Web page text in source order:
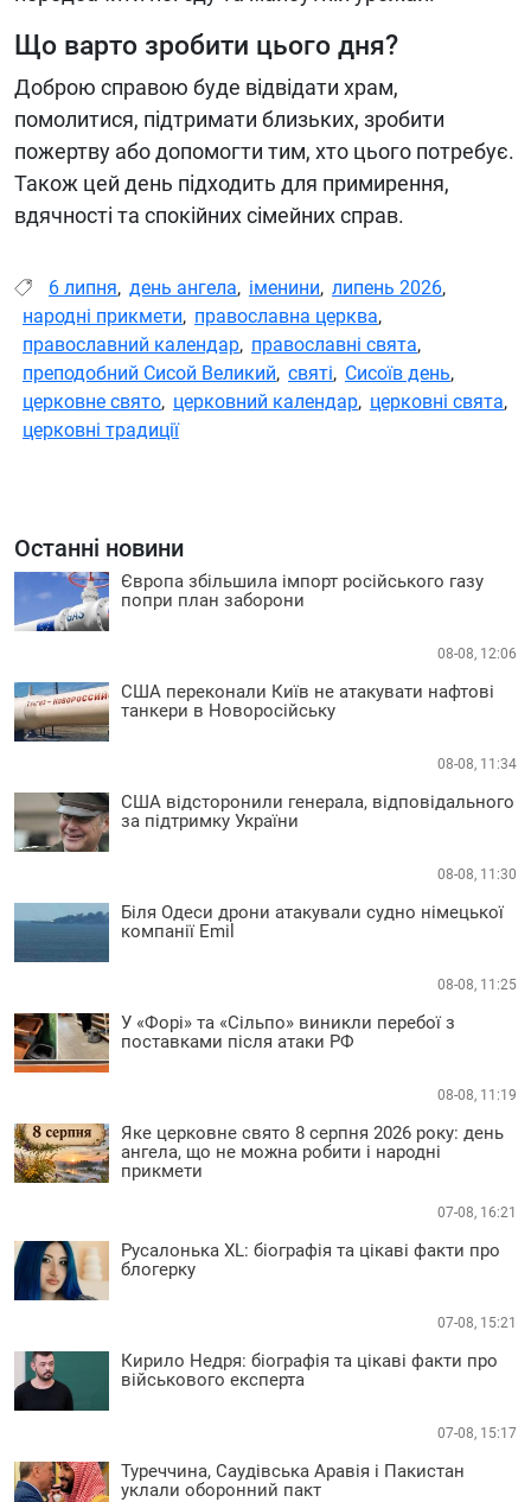
Що варто зробити цього дня?
Доброю справою буде відвідати храм,
помолитися, підтримати близьких, зробити
пожертву або допомогти тим, хто цього потребує.
Також цей день підходить для примирення,
вдячності та спокійних сімейних справ.
6 липня, день ангела, іменини, липень 2026,
народні прикмети, православна церква,
православний календар, православні свята,
преподобний Сисой Великий, святі, Сисоїв день,
церковне свято, церковний календар, церковні свята,
церковні традиції
Останні новини
Європа збільшила імпорт російського газу
попри план заборони
08-08, 12:06
США переконали Київ не атакувати нафтові
танкери в Новоросійську
08-08, 11:34
США відсторонили генерала, відповідального
за підтримку України
08-08, 11:30
Біля Одеси дрони атакували судно німецької
компанії Emil
08-08, 11:25
У «Форі» та «Сільпо» виникли перебої з
поставками після атаки РФ
08-08, 11:19
Яке церковне свято 8 серпня 2026 року: день
ангела, що не можна робити і народні
прикмети
07-08, 16:21
Русалонька XL: біографія та цікаві факти про
блогерку
07-08, 15:21
Кирило Недря: біографія та цікаві факти про
військового експерта
07-08, 15:17
Туреччина, Саудівська Аравія і Пакистан
уклали оборонний пакт